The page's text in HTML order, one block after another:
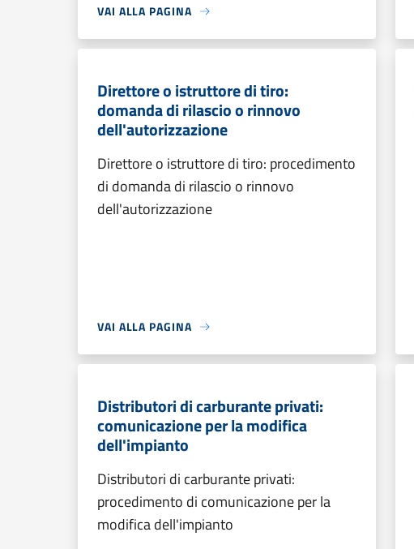
VAI ALLA PAGINA
Direttore o istruttore di tiro:
domanda di rilascio o rinnovo
dell'autorizzazione
Direttore o istruttore di tiro: procedimento
di domanda di rilascio o rinnovo
dell'autorizzazione
VAI ALLA PAGINA
Distributori di carburante privati:
comunicazione per la modifica
dell'impianto
Distributori di carburante privati:
procedimento di comunicazione per la
modifica dell'impianto